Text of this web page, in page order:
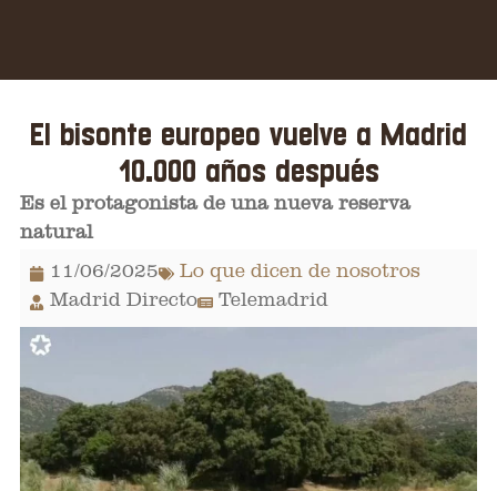
El bisonte europeo vuelve a Madrid
10.000 años después
Es el protagonista de una nueva reserva
natural
11/06/2025
Lo que dicen de nosotros
Madrid Directo
Telemadrid